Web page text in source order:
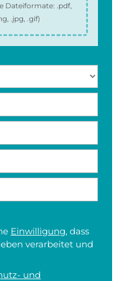
Dateiformate: .pdf,
.jpg, .gif)
Einwilligung, dass
verarbeitet und
und